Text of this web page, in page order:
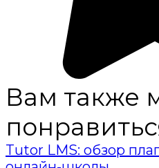
Вам также
Tutor LMS: обзор